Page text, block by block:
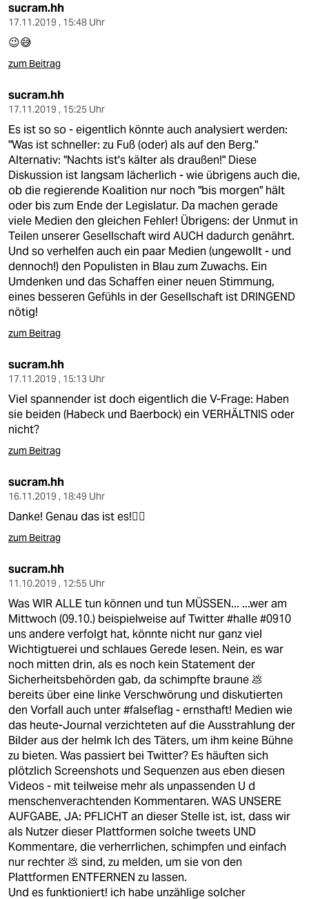
sucram.hh
17.11.2019 , 15:48 Uhr
😉😅
zum Beitrag
sucram.hh
17.11.2019 , 15:25 Uhr
Es ist so so - eigentlich könnte auch analysiert werden:
"Was ist schneller: zu Fuß (oder) als auf den Berg."
Alternativ: "Nachts ist's kälter als draußen!" Diese
Diskussion ist langsam lächerlich - wie übrigens auch die,
ob die regierende Koalition nur noch "bis morgen" hält
oder bis zum Ende der Legislatur. Da machen gerade
viele Medien den gleichen Fehler! Übrigens: der Unmut in
Teilen unserer Gesellschaft wird AUCH dadurch genährt.
Und so verhelfen auch ein paar Medien (ungewollt - und
dennoch!) den Populisten in Blau zum Zuwachs. Ein
Umdenken und das Schaffen einer neuen Stimmung,
eines besseren Gefühls in der Gesellschaft ist DRINGEND
nötig!
zum Beitrag
sucram.hh
17.11.2019 , 15:13 Uhr
Viel spannender ist doch eigentlich die V-Frage: Haben
sie beiden (Habeck und Baerbock) ein VERHÄLTNIS oder
nicht?
zum Beitrag
sucram.hh
16.11.2019 , 18:49 Uhr
Danke! Genau das ist es!👍🏻
zum Beitrag
sucram.hh
11.10.2019 , 12:55 Uhr
Was WIR ALLE tun können und tun MÜSSEN... ...wer am
Mittwoch (09.10.) beispielweise auf Twitter #halle #0910
uns andere verfolgt hat, könnte nicht nur ganz viel
Wichtigtuerei und schlaues Gerede lesen. Nein, es war
noch mitten drin, als es noch kein Statement der
Sicherheitsbehörden gab, da schimpfte braune 💩
bereits über eine linke Verschwörung und diskutierten
den Vorfall auch unter #falseflag - ernsthaft! Medien wie
das heute-Journal verzichteten auf die Ausstrahlung der
Bilder aus der helmk Ich des Täters, um ihm keine Bühne
zu bieten. Was passiert bei Twitter? Es häuften sich
plötzlich Screenshots und Sequenzen aus eben diesen
Videos - mit teilweise mehr als unpassenden U d
menschenverachtenden Kommentaren. WAS UNSERE
AUFGABE, JA: PFLICHT an dieser Stelle ist, ist, dass wir
als Nutzer dieser Plattformen solche tweets UND
Kommentare, die verherrlichen, schimpfen und einfach
nur rechter 💩 sind, zu melden, um sie von den
Plattformen ENTFERNEN zu lassen.
Und es funktioniert! ich habe unzählige solcher